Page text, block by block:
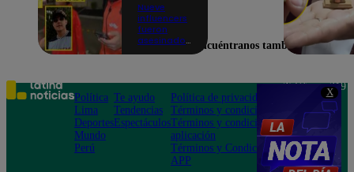
X
Nueve
influencers
fueron
asesinados
el Cártel de
Sinaloa
Encuéntranos también en
Política
Lima
Deportes
Mundo
Perú
Te ayudo
Tendencias
Espectáculos
Política de privacidad
Términos y condiciones
Términos y condiciones
aplicación
Términos y Condiciones
APP
Teléfono: 219
Av. San
Felipe 968
Jesús María